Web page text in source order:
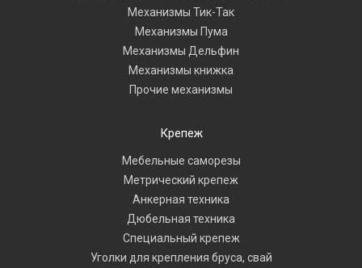
Механизмы Тик-Так
Механизмы Пума
Механизмы Дельфин
Механизмы книжка
Прочие механизмы
Крепеж
Мебельные саморезы
Метрический крепеж
Анкерная техника
Дюбельная техника
Специальный крепеж
Уголки для крепления бруса, свай